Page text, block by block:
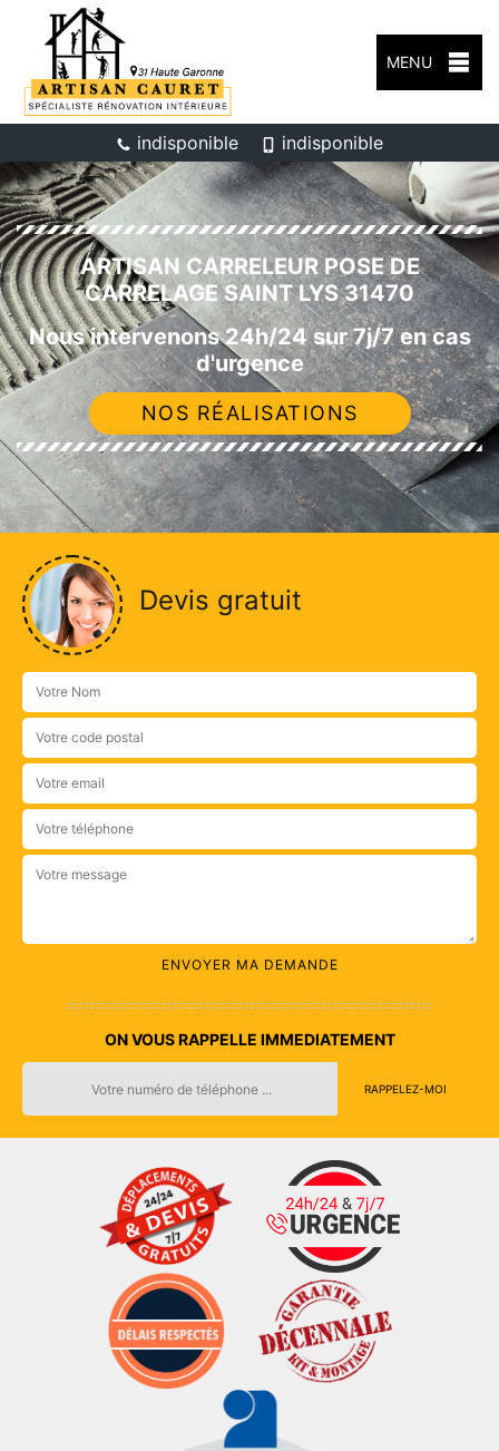
MENU
indisponible indisponible
ARTISAN CARRELEUR POSE DE
CARRELAGE SAINT LYS 31470
Nous intervenons 24h/24 sur 7j/7 en cas
d'urgence
NOS RÉALISATIONS
Devis gratuit
ON VOUS RAPPELLE IMMEDIATEMENT